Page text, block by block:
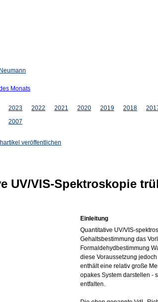
Monats
2023 2022 2021 2020 2019 2018
2007
veröffentlichen
UV/VIS-Spektroskopie
Einleitung
Quantitative UV/VIS-
Gehaltsbestimmung das
Formaldehydbestimmung
diese Voraussetzung
enthält eine relativ große
opakes System darstellen -
entfalten.